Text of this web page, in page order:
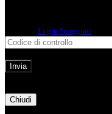
Login Spaggiari
Chiudi